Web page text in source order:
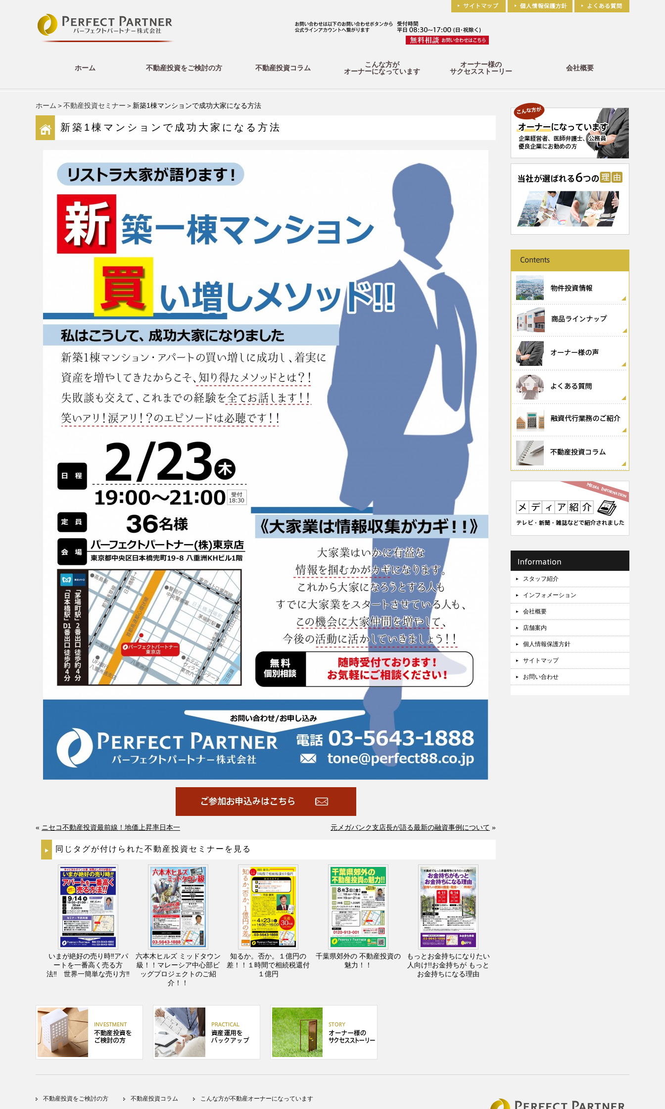
ホーム 不動産投資をご検討の方 不動産投資コラム
こんな方が
オーナーになっています
オーナー様の
サクセスストーリー
会社概要
ホーム ＞不動産投資セミナー ＞新築1棟マンションで成功大家になる方法
新築1棟マンションで成功大家になる方法
« ニセコ不動産投資最前線！地価上昇率日本一 元メガバンク支店長が語る最新の融資事例について »
同じタグが付けられた不動産投資セミナーを見る
いまが絶好の売り時‼アパ
ートを一番高く売る方
法‼ 世界一簡単な売り方‼
六本木ヒルズ ミッドタウン
級！！マレーシア中心部ビ
ッグプロジェクトのご紹
介！！
知るか。否か。１億円の
差！！１時間で相続税還付
１億円
千葉県郊外の 不動産投資の
魅力！！
もっとお金持ちになりたい
人向け!!お金持ちが もっと
お金持ちになる理由
スタッフ紹介
インフォメーション
会社概要
店舗案内
個人情報保護方針
サイトマップ
お問い合わせ
不動産投資をご検討の方 不動産投資コラム こんな方が不動産オーナーになっています